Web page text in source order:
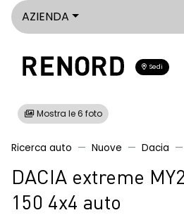
AZIENDA
Sedi
Mostra le 6 foto
Ricerca auto Nuove Dacia
DACIA extreme
150 4x4 auto